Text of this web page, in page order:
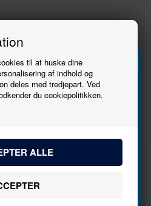
til at huske dine
af indhold og
deles med tredjepart. Ved
du cookiepolitikken.
når der kommer nye